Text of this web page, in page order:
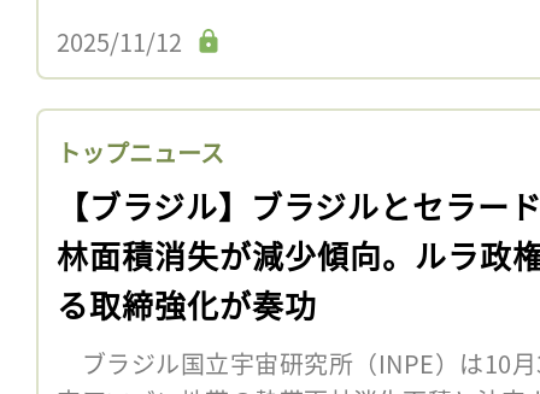
2025/11/12
トップニュース
【ブラジル】ブラジルとセラー
林面積消失が減少傾向。ルラ政
る取締強化が奏功
ブラジル国立宇宙研究所（INPE）は10